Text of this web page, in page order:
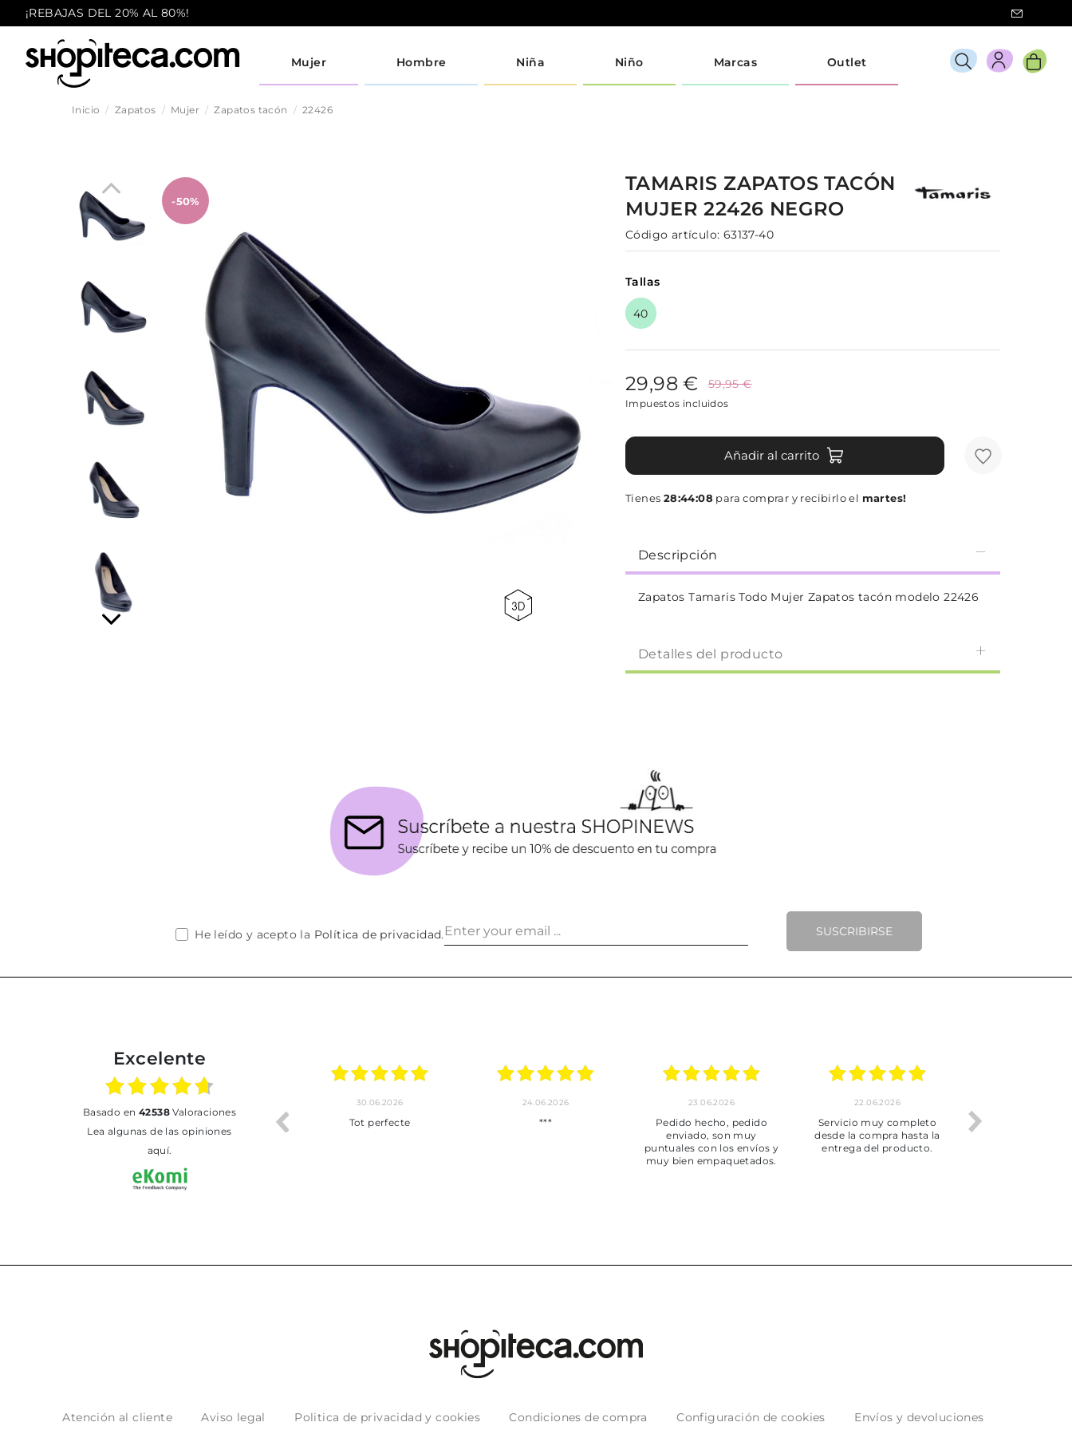
¡REBAJAS DEL 20% AL 80%!
Mujer Hombre Niña Niño Marcas Outlet
Inicio Zapatos Mujer Zapatos tacón 22426
-50%
TAMARIS ZAPATOS TACÓN
MUJER22426 NEGRO
Código artículo: 63137-40
Tallas
40
29,98 € 59,95 €
Impuestos incluidos
Añadir al carrito
Tienes 28:44:07 para comprar y recibirlo el martes!
Descripción
Zapatos Tamaris Todo Mujer Zapatos tacón modelo 22426
Detalles del producto
SUSCRIBIRSE
He leído y acepto la Política de privacidad.
Excelente
basado en 42538Valoraciones
Lea algunas de las opiniones
aquí.
30.06.2026
Tot perfecte
24.06.2026
***
23.06.2026
Pedido hecho, pedido
enviado, son muy
puntuales con los envíos y
muy bien empaquetados.
22.06.2026
Servicio muy completo
desde la compra hasta la
entrega del producto.
Atención al cliente Aviso legal Politica de privacidad y cookies Condiciones de compra Configuración de cookies Envíos y devoluciones